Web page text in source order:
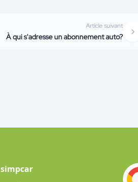
Article suivant
À qui s'adresse un abonnement auto?
simpcar